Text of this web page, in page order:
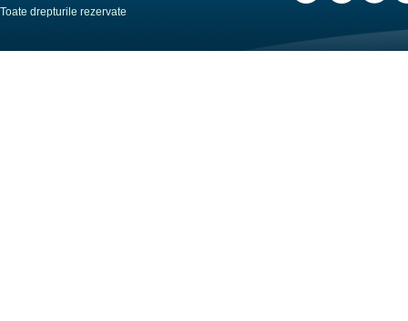
Toate drepturile rezervate